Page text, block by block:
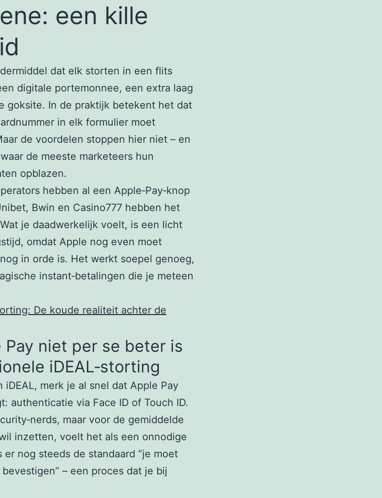
een kille
dat elk storten in een flits
digitale portemonnee, een extra laag
goksite. In de praktijk betekent het dat
in elk formulier moet
de voordelen stoppen hier niet – en
de meeste marketeers hun
opblazen.
hebben al een Apple‑Pay‑knop
Bwin en Casino777 hebben het
je daadwerkelijk voelt, is een licht
omdat Apple nog even moet
in orde is. Het werkt soepel genoeg,
instant‑betalingen die je meteen
De koude realiteit achter de
Pay niet per se beter is
iDEAL‑storting
merk je al snel dat Apple Pay
authenticatie via Face ID of Touch ID.
maar voor de gemiddelde
inzetten, voelt het als een onnodige
nog steeds de standaard “je moet
– een proces dat je bij